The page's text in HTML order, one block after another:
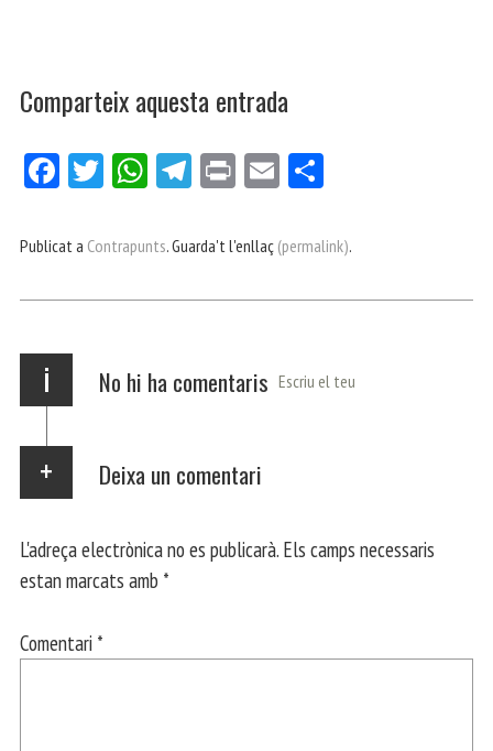
Comparteix aquesta entrada
Fa
bo
Tw
er
W
ts
p
Te
gr
m
Pri E
ail pa
ei
Publicat a Contrapunts. Guarda't l'enllaç (permalink).
i No hi ha comentaris Escriu el teu
Deixa un comentari
L'adreça electrònica no es publicarà. Els camps necessaris
estan marcats amb *
Comentari *